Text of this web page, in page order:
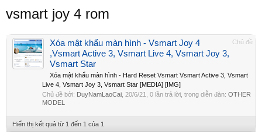
vsmart joy 4 rom
Chủ đề
Xóa mật khẩu màn hình - Vsmart Joy 4
,Vsmart Active 3, Vsmart Live 4, Vsmart Joy 3,
Vsmart Star
Xóa mật khẩu màn hình - Hard Reset Vsmart Vsmart Active 3, Vsmart
Live 4, Vsmart Joy 3, Vsmart Star [MEDIA] [IMG]
Chủ đề bởi: DuyNamLaoCai 20/6/21 , 0 lần trả lời, trong diễn đàn: OTHER
MODEL
Hiển thị kết quả từ 1 đến 1 của 1